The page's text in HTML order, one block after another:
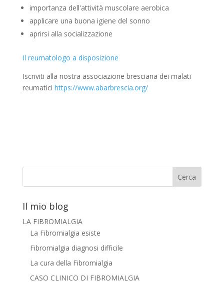
importanza dell'attività muscolare aerobica
applicare una buona igiene del sonno
aprirsi alla socializzazione
Il reumatologo a disposizione
Iscriviti alla nostra associazione bresciana dei malati
reumatici https://www.abarbrescia.org/
Il mio blog
LA FIBROMIALGIA
La Fibromialgia esiste
Fibromialgia diagnosi difficile
La cura della Fibromialgia
CASO CLINICO DI FIBROMIALGIA